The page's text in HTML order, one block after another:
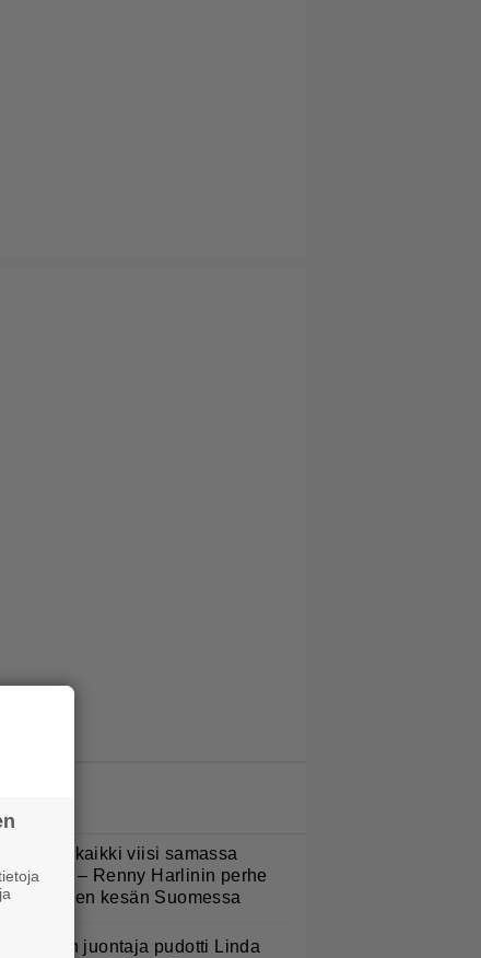
kaikki viisi samassa
– Renny Harlinin perhe
unelmien kesän Suomessa
ohjelman juontaja pudotti Linda